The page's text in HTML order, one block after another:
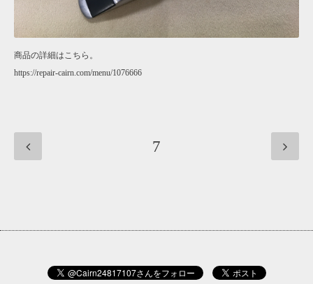
商品の詳細はこちら。
https://repair-cairn.com/menu/1076666
7